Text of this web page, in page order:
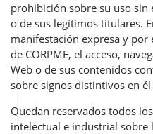
prohibición sobre su uso sin
o de sus legítimos titulares.
manifestación expresa y
de CORPME, el acceso,
Web o de sus contenidos
sobre signos distintivos en
Quedan reservados todos
intelectual e industrial sobre